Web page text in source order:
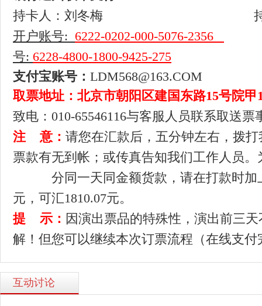
持卡人：刘冬梅
开户账号: 6222-0202-000-5076-2356
号: 6228-4800-1800-9425-275
支付宝账号： LDM568@163.COM
取票地址： 北京市朝阳区建国东路15号院甲
致电：010-65546116与客服人员联系取送票
注 意： 请您在汇款后，五分钟左右，拨
票款有无到帐；或传真告知我们工作人员。
分同一天 同金额货款，请在打款时
元，可汇1810.07元。
提 示： 因演出票品的特殊性，演出前三
解！但您可以继续本次订票流程（在线支
互动讨论